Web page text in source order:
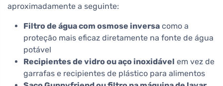
aproximadamente a seguinte:
Filtro de água com osmose inversa como a
proteção mais eficaz diretamente na fonte de água
potável
Recipientes de vidro ou aço inoxidável em vez de
garrafas e recipientes de plástico para alimentos